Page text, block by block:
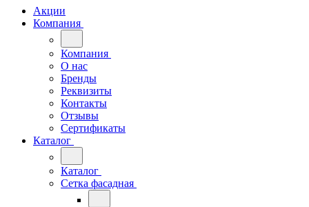
Акции
Компания
Компания
О нас
Бренды
Реквизиты
Контакты
Отзывы
Сертификаты
Каталог
Каталог
Сетка фасадная